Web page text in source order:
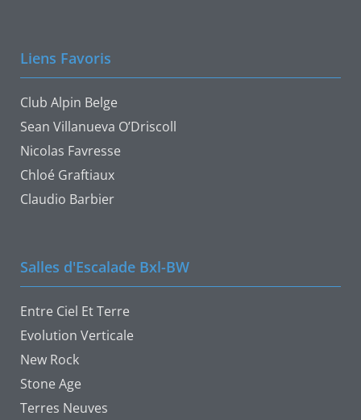
Liens Favoris
Club Alpin Belge
Sean Villanueva O’Driscoll
Nicolas Favresse
Chloé Graftiaux
Claudio Barbier
Salles d'Escalade Bxl-BW
Entre Ciel Et Terre
Evolution Verticale
New Rock
Stone Age
Terres Neuves